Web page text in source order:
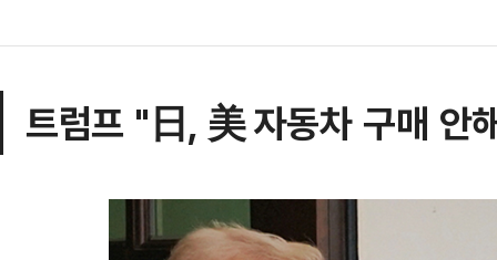
트럼프 "日, 美 자동차 구매 안